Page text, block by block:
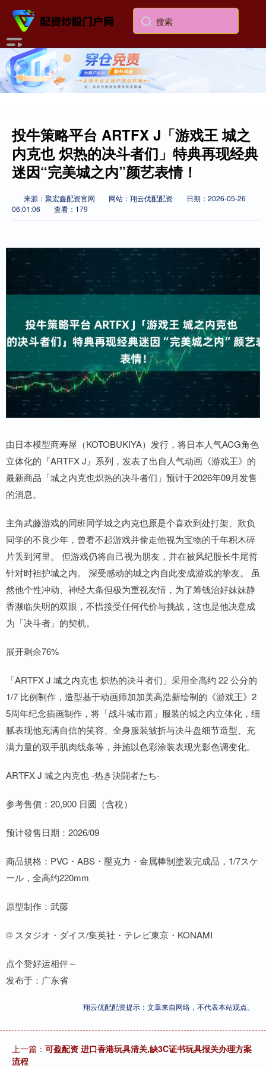
投牛策略平台 ARTFX J「游戏王 城之
内克也 炽热的决斗者们」特典再现经典
迷因“完美城之内”颜艺表情！
来源：聚宏鑫配资官网 网站：翔云优配配资
日期：2026-05-26
06:01:06
查看：179
由日本模型商寿屋（KOTOBUKIYA）发行，将日本人气ACG角色
立体化的『ARTFX J』系列，发表了出自人气动画《游戏王》的
最新商品「城之内克也炽热的决斗者们」预计于2026年09月发售
的消息。
主角武藤游戏的同班同学城之内克也原是个喜欢到处打架、欺负
同学的不良少年，曾看不起游戏并偷走他视为宝物的千年积木碎
片丢到河里。 但游戏仍将自己视为朋友，并在被风纪股长牛尾哲
针对时袒护城之内。 深受感动的城之内自此变成游戏的挚友。 虽
然他个性冲动、神经大条但极为重视友情，为了筹钱治好妹妹静
香濒临失明的双眼，不惜接受任何代价与挑战，这也是他决意成
为「决斗者」的契机。
展开剩余76%
「ARTFX J 城之内克也 炽热的决斗者们」采用全高约 22 公分的
1/7 比例制作，造型基于动画师加加美高浩新绘制的《游戏王》2
5周年纪念插画制作，将「战斗城市篇」服装的城之内立体化，细
腻表现他充满自信的笑容、全身服装皱折与决斗盘细节造型、充
满力量的双手肌肉线条等，并施以色彩涂装表现光影色调变化。
ARTFX J 城之内克也 -热き決闘者たち-
参考售價：20,900 日圆（含稅）
预计發售日期：2026/09
商品規格：PVC・ABS・壓克力・金属棒制塗装完成品，1/7スケ
ール，全高约220mm
原型制作：武藤
© スタジオ・ダイス/集英社・テレビ東京・KONAMI
点个赞好运相伴～
发布于：广东省
翔云优配配资提示：文章来自网络，不代表本站观点。
上一篇： 可盈配资 进口香港玩具清关,缺3C证书玩具报关办理方案
流程